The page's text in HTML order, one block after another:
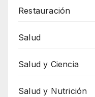
Restauración
Salud
Salud y Ciencia
Salud y Nutrición